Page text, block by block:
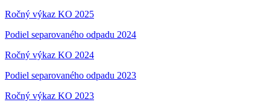
Ročný výkaz KO 2025
Podiel separovaného odpadu 2024
Ročný výkaz KO 2024
Podiel separovaného odpadu 2023
Ročný výkaz KO 2023